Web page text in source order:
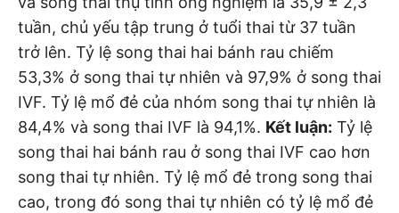
tuần, chủ yếu tập trung ở tuổi thai từ 37 tuần
trở lên. Tỷ lệ song thai hai bánh rau chiếm
53,3% ở song thai tự nhiên và 97,9% ở song thai
IVF. Tỷ lệ mổ đẻ của nhóm song thai tự nhiên là
84,4% và song thai IVF là 94,1%. Kết luận: Tỷ lệ
song thai hai bánh rau ở song thai IVF cao hơn
song thai tự nhiên. Tỷ lệ mổ đẻ trong song thai
cao, trong đó song thai tự nhiên có tỷ lệ mổ đẻ